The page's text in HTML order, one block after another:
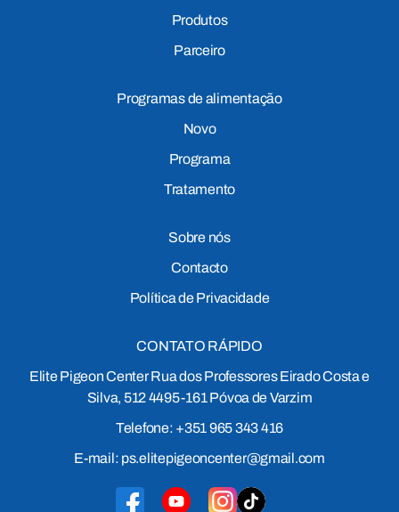
Produtos
Parceiro
Programas de alimentação
Novo
Programa
Tratamento
Sobre nós
Contacto
Política de Privacidade
CONTATO RÁPIDO
Elite Pigeon Center Rua dos Professores Eirado Costa e
Silva, 512 4495-161 Póvoa de Varzim
Telefone: +351 965 343 416
E-mail: ps.elitepigeoncenter@gmail.com